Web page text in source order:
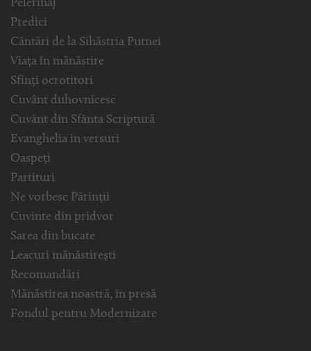
Pelerinaj
Predici
Cântări de la Sihăstria Putnei
Viața în mănăstire
Sfinți ocrotitori
Cuvânt duhovnicesc
Cuvânt din Sfânta Scriptură
Evanghelia in versuri
Oaspeți
Partituri
Ne vorbesc Părinții
Cuvinte din pridvor
Sarea din bucate
Leacuri mănăstirești
Recomandări
Mănăstirea noastră, în presă
Fondul pentru Modernizare